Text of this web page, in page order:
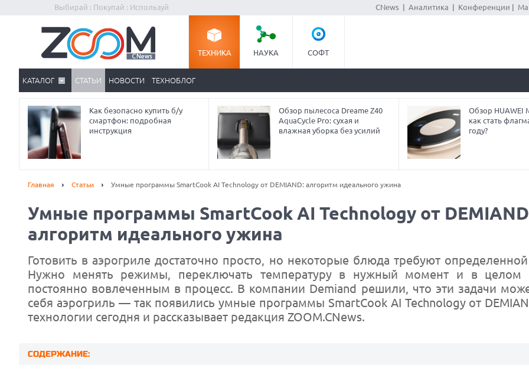
Выбирай : Покупай : Используй CNews| Аналитика Конференции
ТЕХНИКА НАУКА СОФТ
КАТАЛОГ СТАТЬИ НОВОСТИ ТЕХНОБЛОГ
Как безопасно купить б/у
смартфон: подробная
инструкция
Обзор пылесоса Dreame Z40
AquaCycle Pro: сухая и
влажная уборка без усилий
Обзор HUAWEI
как стать
году?
Главная Статьи Умные программы SmartCook AI Technology от DEMIAND: алгоритм идеального ужина
Умные программы SmartCook AI Technology от
алгоритм идеального ужина
Готовить в аэрогриле достаточно просто, но некоторые блюда требуют
Нужно менять режимы, переключать температуру в нужный момент и в целом
постоянно вовлеченным в процесс. В компании Demiand решили, что эти задачи
себя аэрогриль — так появились умные программы SmartCook AI Technology от
технологии сегодня и рассказывает редакция ZOOM.CNews.
СОДЕРЖАНИЕ: